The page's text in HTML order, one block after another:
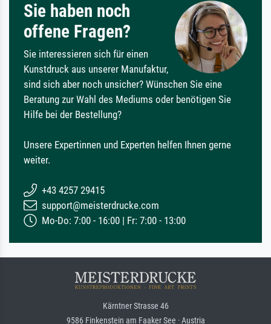
Sie haben noch
offene Fragen?
Sie interessieren sich für einen
Kunstdruck aus unserer Manufaktur,
sind sich aber noch unsicher? Wünschen Sie eine
Beratung zur Wahl des Mediums oder benötigen Sie
Hilfe bei der Bestellung?
Unsere Expertinnen und Experten helfen Ihnen gerne
weiter.
+43 4257 29415
support@meisterdrucke.com
Mo-Do: 7:00 - 16:00 | Fr: 7:00 - 13:00
Kärntner Strasse 46
9586 Finkenstein am Faaker See · Austria